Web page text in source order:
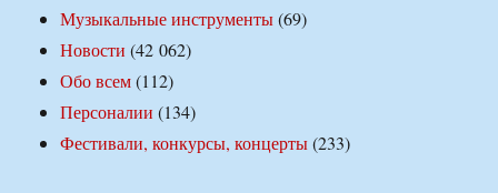
Музыкальные инструменты(69)
Новости (42 062)
Обо всем(112)
Персоналии (134)
Фестивали, конкурсы, концерты(233)